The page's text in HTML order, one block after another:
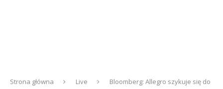
Strona główna Live
Bloomberg: Allegro szykuje się do